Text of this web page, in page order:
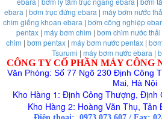
ebara | bơm trục đứng ebara | máy bơm nước
chìm giếng khoan ebara| bơm công nghiệp
pentax| máy bơm chìm | bơm chìm nước thải
chìm | bơm pentax| máy bơm nước pentax|
Tsurumi | máy bơm nước ebara |
CÔNG TY CỔ PHẦN MÁY CÔNG
Văn Phòng: Số 77 Ngõ 230 Định Công
Mai, Hà Nội
Kho Hàng 1: Định Công Thượng, Định
Kho Hàng 2: Hoàng Văn Thụ, Tân